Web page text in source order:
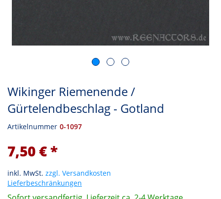
Wikinger Riemenende /
Gürtelendbeschlag - Gotland
Artikelnummer 0-1097
7,50 € *
inkl. MwSt. zzgl. Versandkosten
Lieferbeschränkungen